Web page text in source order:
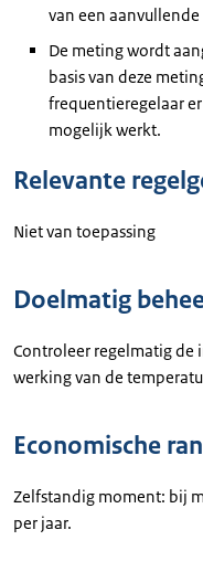
van een
De meting wordt
basis van deze
frequentieregelaar
mogelijk werkt.
Relevante
Niet van toepassing
Doelmatig
Controleer regelmatig de
werking van de
Economische
Zelfstandig moment: bij
per jaar.